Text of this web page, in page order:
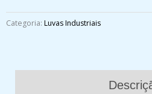
Categoria: Luvas Industriais